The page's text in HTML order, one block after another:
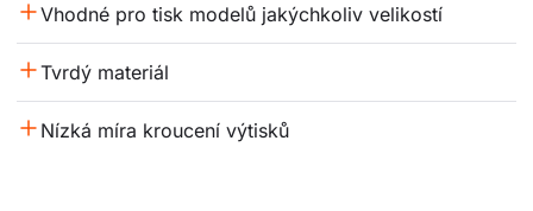
Vhodné pro tisk modelů jakýchkoliv velikostí
Tvrdý materiál
Nízká míra kroucení výtisků